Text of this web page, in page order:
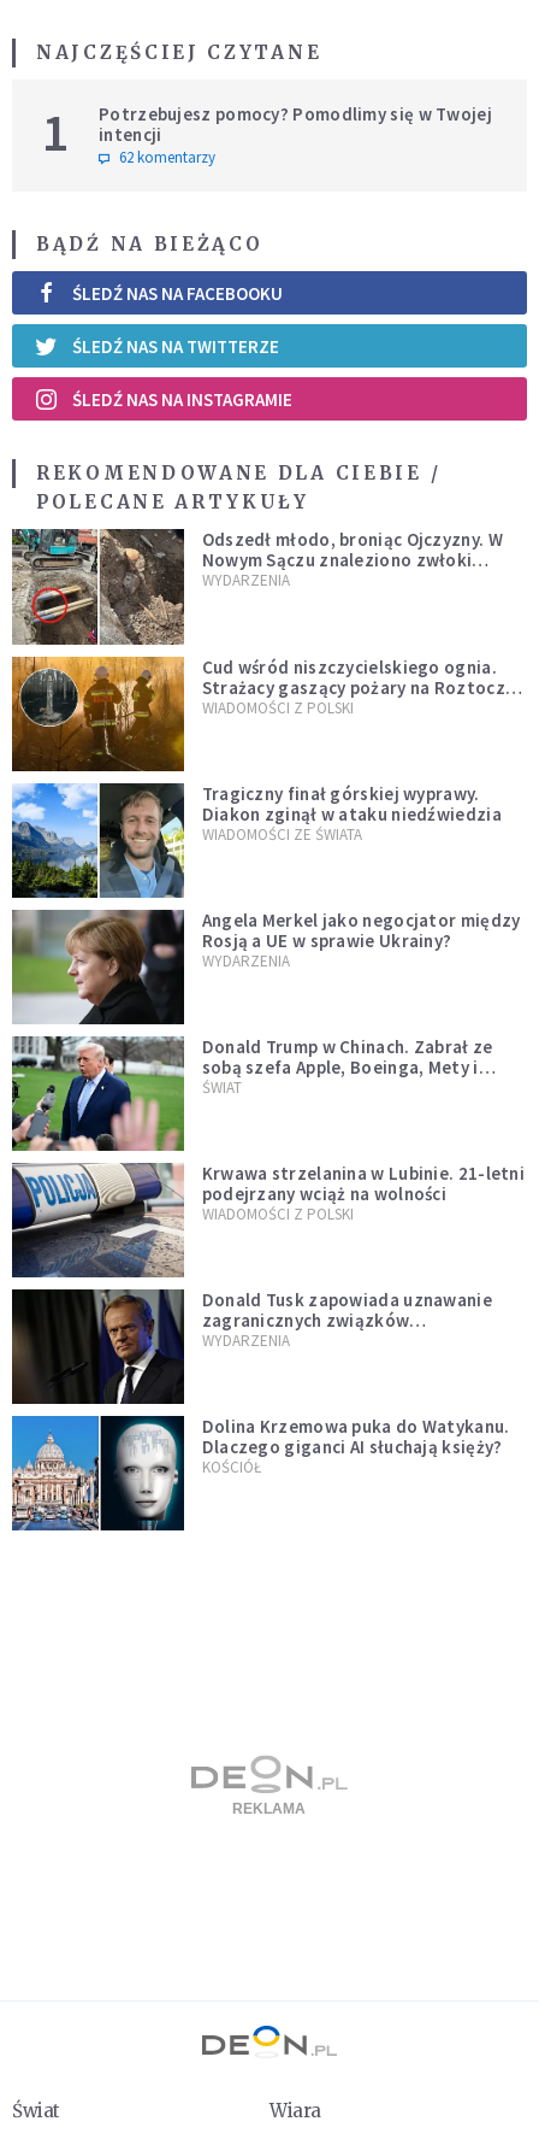
NAJCZĘŚCIEJ CZYTANE
1
Potrzebujesz pomocy? Pomodlimy się w Twojej
intencji
62 komentarzy
BĄDŹ NA BIEŻĄCO
ŚLEDŹ NAS NA FACEBOOKU
ŚLEDŹ NAS NA TWITTERZE
ŚLEDŹ NAS NA INSTAGRAMIE
REKOMENDOWANE DLA CIEBIE /
POLECANE ARTYKUŁY
Odszedł młodo, broniąc Ojczyzny. W
Nowym Sączu znaleziono zwłoki
mężczyzny z czasów potopu
WYDARZENIA
Cud wśród niszczycielskiego ognia.
Strażacy gaszący pożary na Roztoczu
opublikowali niezwykłe zdjęcie
WIADOMOŚCI Z POLSKI
Tragiczny finał górskiej wyprawy.
Diakon zginął w ataku niedźwiedzia
WIADOMOŚCI ZE ŚWIATA
Angela Merkel jako negocjator między
Rosją a UE w sprawie Ukrainy?
WYDARZENIA
Donald Trump w Chinach. Zabrał ze
sobą szefa Apple, Boeinga, Mety i
Muska
ŚWIAT
Krwawa strzelanina w Lubinie. 21-letni
podejrzany wciąż na wolności
WIADOMOŚCI Z POLSKI
Donald Tusk zapowiada uznawanie
zagranicznych związków
jednopłciowych. "Państwo oblało ten
WYDARZENIA
Dolina Krzemowa puka do Watykanu.
Dlaczego giganci AI słuchają księży?
KOŚCIÓŁ
Świat
Wiara